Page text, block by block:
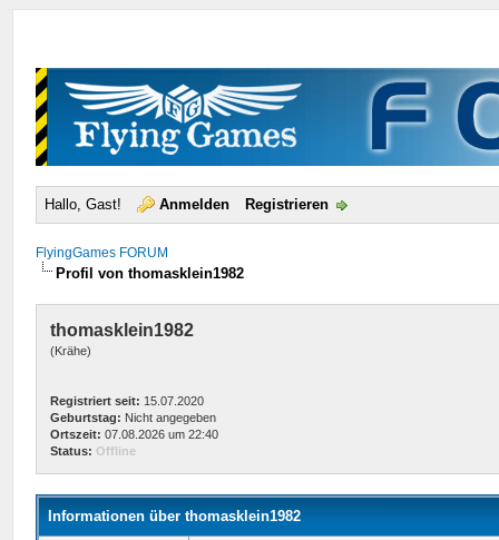
Hallo, Gast! Anmelden Registrieren
FlyingGames FORUM
Profil von thomasklein1982
thomasklein1982
(Krähe)
Registriert seit: 15.07.2020
Geburtstag: Nicht angegeben
Ortszeit: 07.08.2026 um 22:40
Status: Offline
Informationen über thomasklein1982